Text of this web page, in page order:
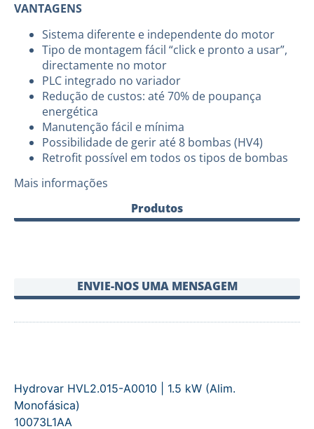
VANTAGENS
Sistema diferente e independente do motor
Tipo de montagem fácil “click e pronto a usar”,
directamente no motor
PLC integrado no variador
Redução de custos: até 70% de poupança
energética
Manutenção fácil e mínima
Possibilidade de gerir até 8 bombas (HV4)
Retrofit possível em todos os tipos de bombas
Mais informações
Produtos
ENVIE-NOS UMA MENSAGEM
Hydrovar HVL2.015-A0010 | 1.5 kW (Alim.
Monofásica)
10073L1AA